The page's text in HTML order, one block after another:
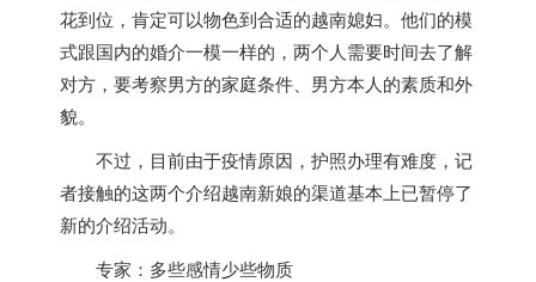
花到位，肯定可以物色到合适的越南媳妇。 他们的模
式跟国内的婚介一模一样的 ，两个人需要时间去了解
对方，要考察男方的家庭条件、男方本人的素质和外
貌。
不过，目前由于疫情原因，护照办理有难度，记
者接触的这两个介绍越南新娘的渠道基本上已暂停了
新的介绍活动。
专家：多些感情少些物质